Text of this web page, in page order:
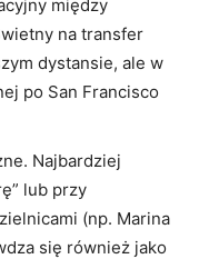
między
na transfer
dystansie, ale w
po San Francisco
Najbardziej
lub przy
(np. Marina
się również jako